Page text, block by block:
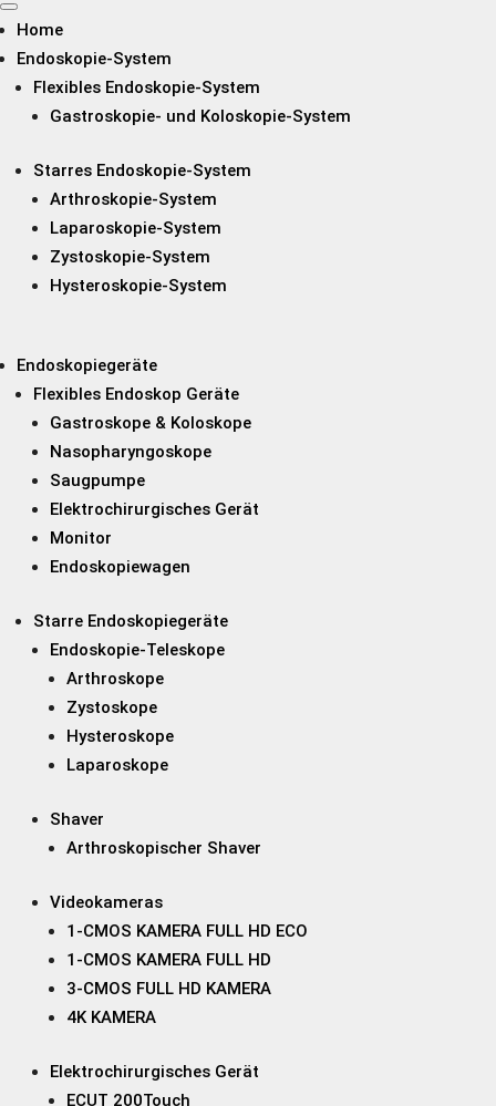
Home
Endoskopie-System
Flexibles Endoskopie-System
Gastroskopie- und Koloskopie-System
Starres Endoskopie-System
Arthroskopie-System
Laparoskopie-System
Zystoskopie-System
Hysteroskopie-System
Endoskopiegeräte
Flexibles Endoskop Geräte
Gastroskope & Koloskope
Nasopharyngoskope
Saugpumpe
Elektrochirurgisches Gerät
Monitor
Endoskopiewagen
Starre Endoskopiegeräte
Endoskopie-Teleskope
Arthroskope
Zystoskope
Hysteroskope
Laparoskope
Shaver
Arthroskopischer Shaver
Videokameras
1-CMOS KAMERA FULL HD ECO
1-CMOS KAMERA FULL HD
3-CMOS FULL HD KAMERA
4K KAMERA
Elektrochirurgisches Gerät
ECUT 200Touch